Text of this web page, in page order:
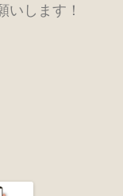
いします！